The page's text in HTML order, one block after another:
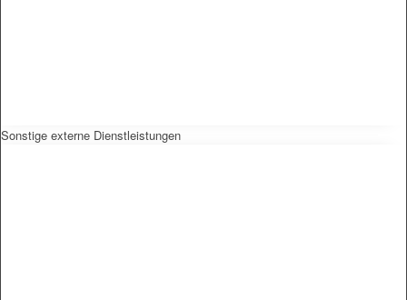
Sonstige externe Dienstleistungen